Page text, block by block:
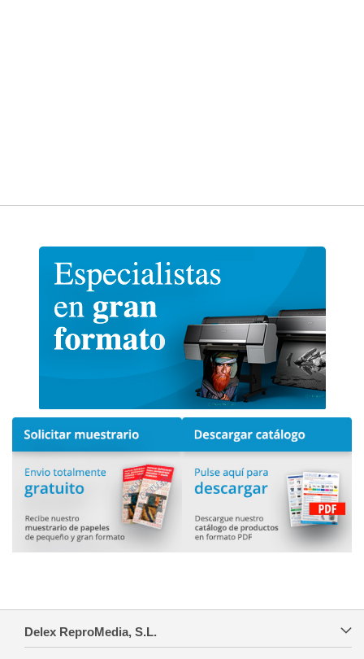
Delex ReproMedia, S.L.